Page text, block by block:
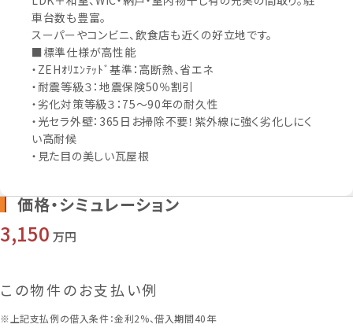
車台数も豊富。
スーパーやコンビニ、飲食店も近くの好立地です。
■標準仕様が高性能
・ZEHｵﾘｴﾝﾃｯﾄﾞ基準：高断熱、省エネ
・耐震等級３：地震保険50％割引
・劣化対策等級３：75～90年の耐久性
・光セラ外壁：365日お掃除不要！紫外線に強く劣化しにく
い高耐候
・見た目の美しい瓦屋根
価格・シミュレーション
3,150 万円
この物件のお支払い例
※上記支払例の借入条件：金利2%、借入期間40年
外観
間取図